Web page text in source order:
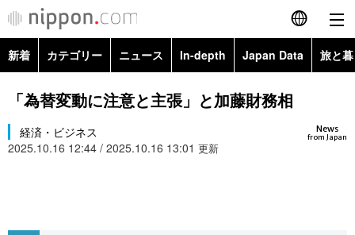
English
简体字
カテゴリー
新着 カテゴリー ニュース In-depth Japan Data 旅と
政治・外交
経済・ビジネス
Topics
Images
「為替変動に注意と主張」と加藤財務相
News
from Japan
経済・ビジネス
2025.10.16 12:44 / 2025.10.16 13:01 更新